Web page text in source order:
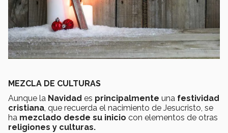
MEZCLA DE CULTURAS
Aunque la Navidad es principalmente una festividad
cristiana, que recuerda el nacimiento de Jesucristo, se
ha mezclado desde su inicio con elementos de otras
religiones y culturas.